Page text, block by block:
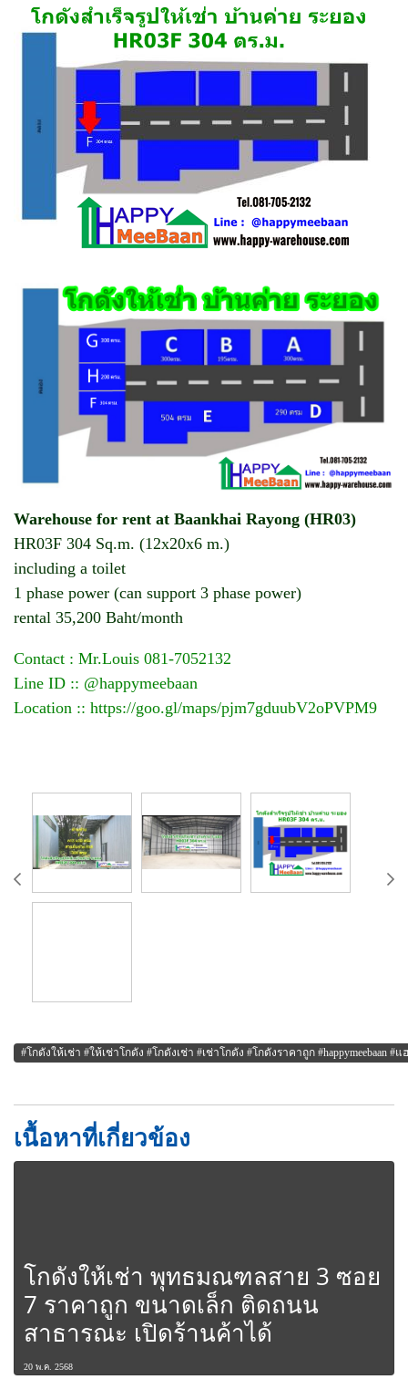
Warehouse for rent at Baankhai Rayong (HR03)
HR03F 304 Sq.m. (12x20x6 m.)
including a toilet
1 phase power (can support 3 phase power)
rental 35,200 Baht/month
Contact : Mr.Louis 081-7052132
Line ID :: @happymeebaan
Location :: https://goo.gl/maps/pjm7gduubV2oPVPM9
#โกดังให้เช่า #ให้เช่าโกดัง #โกดังเช่า #เช่าโกดัง #โกดังราคาถูก #happymeebaan #แ
เนื้อหาที่เกี่ยวข้อง
โกดังให้เช่า พุทธมณฑลสาย 3 ซอย
7 ราคาถูก ขนาดเล็ก ติดถนน
สาธารณะ เปิดร้านค้าได้
20 พ.ค. 2568